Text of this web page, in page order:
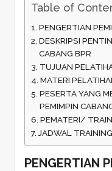
Table of
PENGERTIAN
DESKRIPSI
CABANG BPR
TUJUAN
MATERI
PESERTA YANG
PEMIMPIN
PEMATERI/
JADWAL
PENGERTIAN